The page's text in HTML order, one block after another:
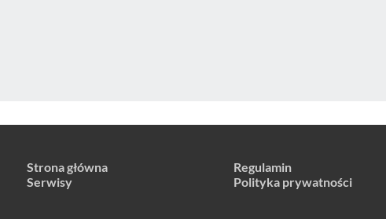
Strona główna
Serwisy
Regulamin
Polityka prywatności